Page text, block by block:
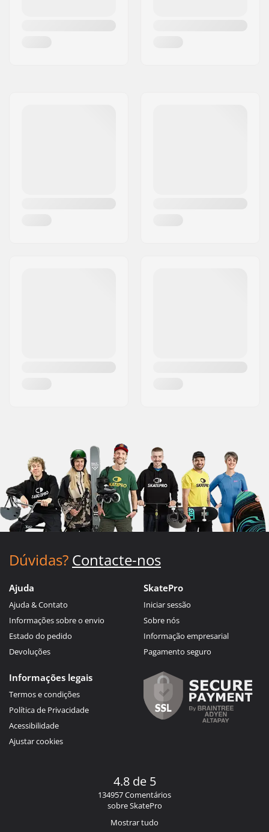
Dúvidas? Contacte-nos
Ajuda
Ajuda & Contato
Informações sobre o envio
Estado do pedido
Devoluções
SkatePro
Iniciar sessão
Sobre nós
Informação empresarial
Pagamento seguro
Informações legais
Termos e condições
Política de Privacidade
Acessibilidade
Ajustar cookies
4.8 de 5
134957 Comentários
sobre SkatePro
Mostrar tudo